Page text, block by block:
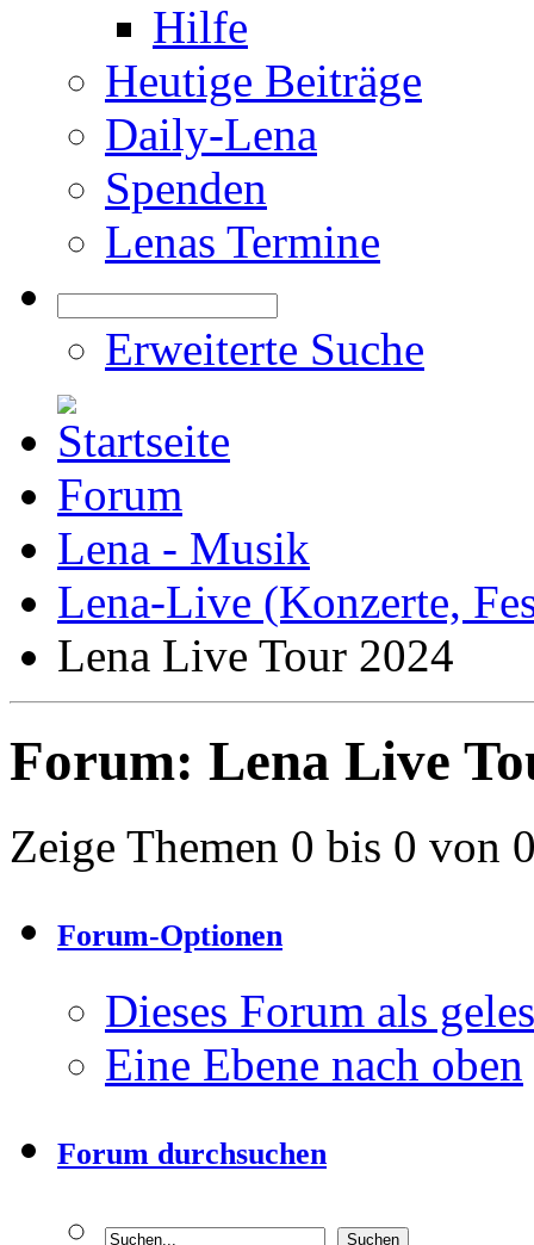
Hilfe
Heutige Beiträge
Daily-Lena
Spenden
Lenas Termine
Erweiterte Suche
Forum
Lena - Musik
Lena-Live (Konzerte,
Lena Live Tour 2024
Forum: Lena Live
Zeige Themen 0 bis 0 von
Forum-Optionen
Dieses Forum als
Eine Ebene nach oben
Forum durchsuchen